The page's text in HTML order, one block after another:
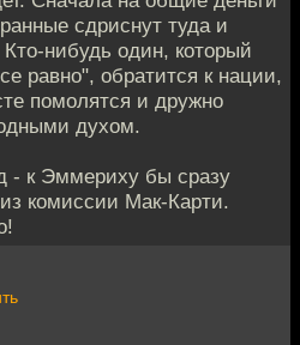
сдриснут туда и
нибудь один, который
равно", обратится к нации,
помолятся и дружно
духом.
- к Эммериху бы сразу
комиссии Мак-Карти.